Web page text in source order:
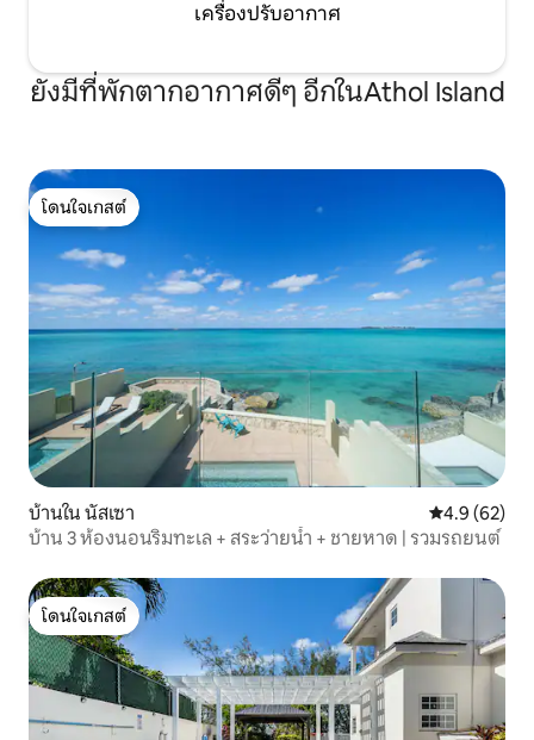
เครื่องปรับอากาศ
ยังมีที่พักตากอากาศดีๆ อีกในAthol Island
โดนใจเกสต์
โดนใจเกสต์
บ้านใน นัสเซา คะแนนเฉลี่ย
4.9 (62)
บ้าน 3 ห้องนอนริมทะเล + สระว่ายน้ำ + ชายหาด | รวมรถยนต์
โดนใจเกสต์
โดนใจเกสต์